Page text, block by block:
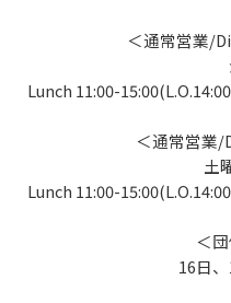
＜通常営業/
Lunch 11:00-
＜通常営業/
土
Lunch 11:00-
＜
16日